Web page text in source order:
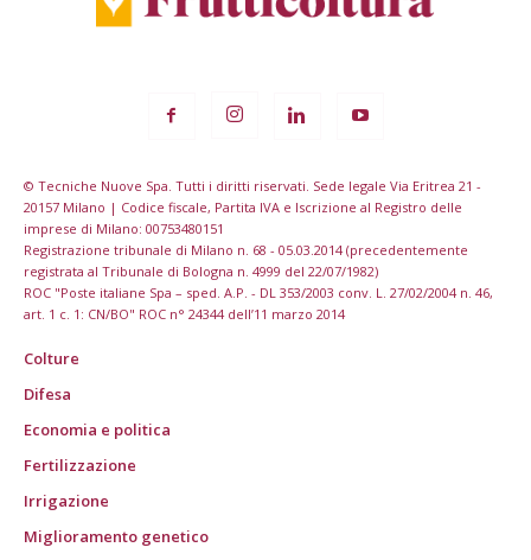
© Tecniche Nuove Spa. Tutti i diritti riservati. Sede legale Via Eritrea 21 -
20157 Milano | Codice fiscale, Partita IVA e Iscrizione al Registro delle
imprese di Milano: 00753480151
Registrazione tribunale di Milano n. 68 - 05.03.2014 (precedentemente
registrata al Tribunale di Bologna n. 4999 del 22/07/1982)
ROC "Poste italiane Spa – sped. A.P. - DL 353/2003 conv. L. 27/02/2004 n. 46,
art. 1 c. 1: CN/BO" ROC n° 24344 dell’11 marzo 2014
Colture
Difesa
Economia e politica
Fertilizzazione
Irrigazione
Miglioramento genetico